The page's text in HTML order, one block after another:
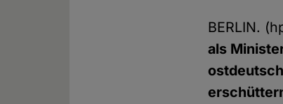
BERLIN.
als